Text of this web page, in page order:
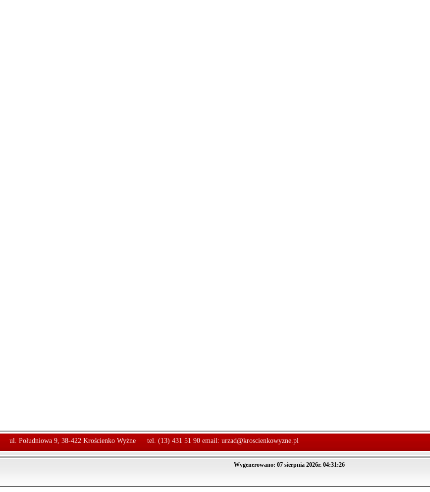
ul. Południowa 9, 38-422 Krościenko Wyżne tel. (13) 431 51 90 email: urzad@kroscienkowyzne.pl
Wygenerowano: 07 sierpnia 2026r. 04:31:26